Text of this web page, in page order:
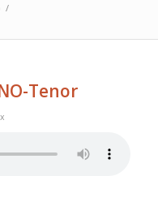
/
Tenor